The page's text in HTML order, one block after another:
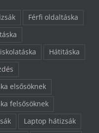
Férfi oldaltáska
Hátitáska
elsősöknek
felsősöknek
Laptop hátizsák